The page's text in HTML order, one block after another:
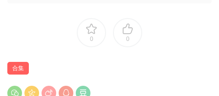
This world-class collection includes a range of mixing
and creative ones, classics, and beyond. The X-Plugins
Bundle is innovative, evolutionary, and creatively inspiring
audio effects that can be used for anything and any genre,
0 0
合集